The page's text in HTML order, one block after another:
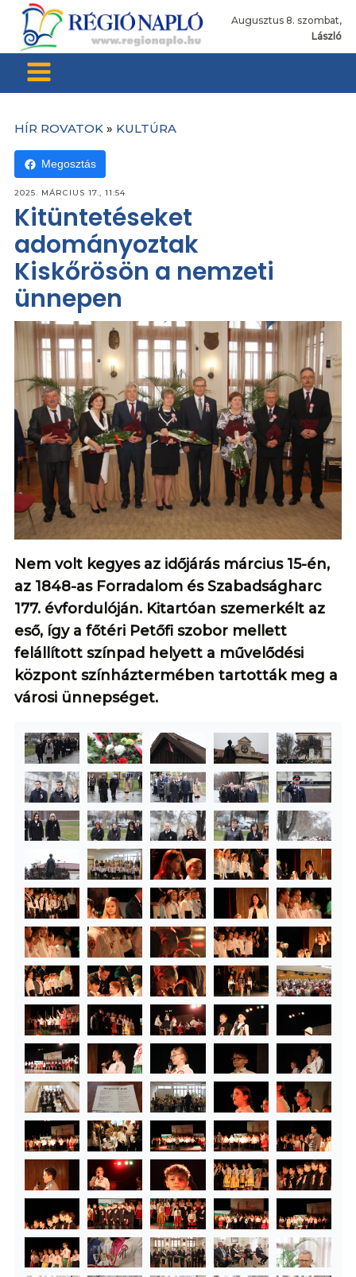
Augusztus 8. szombat,
László
HÍR ROVATOK » KULTÚRA
Megosztás
2025. MÁRCIUS 17., 11:54
Kitüntetéseket
adományoztak
Kiskőrösön a nemzeti
ünnepen
Nem volt kegyes az időjárás március 15-én,
az 1848-as Forradalom és Szabadságharc
177. évfordulóján. Kitartóan szemerkélt az
eső, így a főtéri Petőfi szobor mellett
felállított színpad helyett a művelődési
központ színháztermében tartották meg a
városi ünnepséget.